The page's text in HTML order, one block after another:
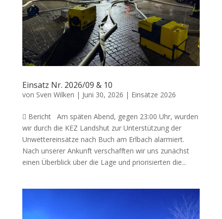
Einsatz Nr. 2026/09 & 10
von Sven Wilken | Juni 30, 2026 | Einsätze 2026
 Bericht Am späten Abend, gegen 23:00 Uhr, wurden
wir durch die KEZ Landshut zur Unterstützung der
Unwettereinsätze nach Buch am Erlbach alarmiert.
Nach unserer Ankunft verschafften wir uns zunächst
einen Überblick über die Lage und priorisierten die...